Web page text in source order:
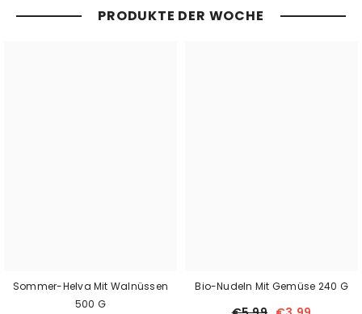
PRODUKTE DER WOCHE
Sommer-Helva Mit Walnüssen
500 G
Bio-Nudeln Mit Gemüse 240 G